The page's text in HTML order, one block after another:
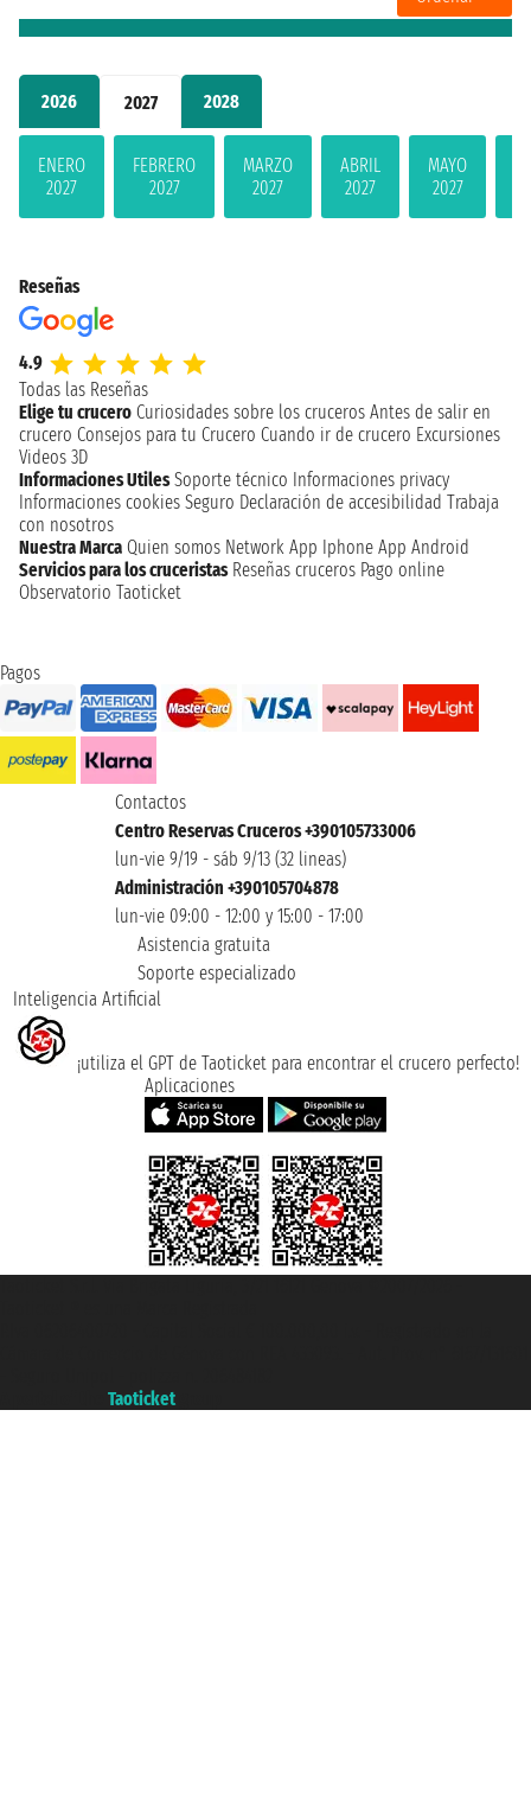
2026 2027 2028
ENERO
2027
FEBRERO
2027
MARZO
2027
ABRIL
2027
MAYO
2027
Reseñas
4.9
Todas las Reseñas
Elige tu crucero Curiosidades sobre los cruceros Antes de salir en
crucero Consejos para tu Crucero Cuando ir de crucero Excursiones
Videos 3D
Informaciones Utiles Soporte técnico Informaciones privacy
Informaciones cookies Seguro Declaración de accesibilidad Trabaja
con nosotros
Nuestra Marca Quien somos Network App Iphone App Android
Servicios para los cruceristas Reseñas cruceros Pago online
Observatorio Taoticket
Pagos
Contactos
Centro Reservas Cruceros +390105733006
lun-vie 9/19 - sáb 9/13 (32 lineas)
Administración +390105704878
lun-vie 09:00 - 12:00 y 15:00 - 17:00
Asistencia gratuita
Soporte especializado
Inteligencia Artificial
¡utiliza el GPT de Taoticket para encontrar el crucero perfecto!
Aplicaciones
Taoticket